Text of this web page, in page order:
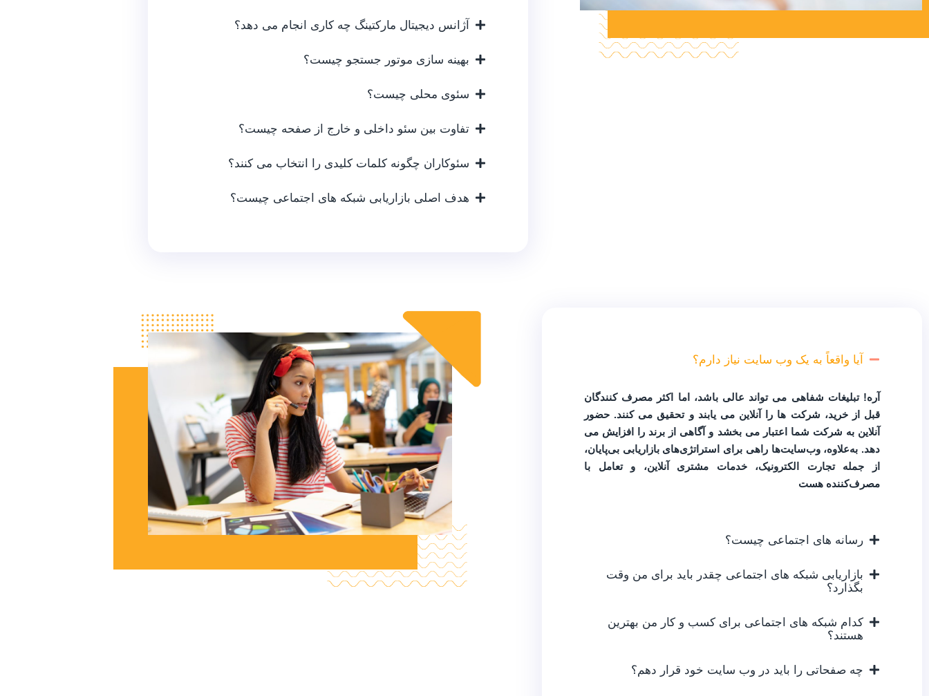
آژانس دیجیتال مارکتینگ چه کاری انجام می دهد؟
بهینه سازی موتور جستجو چیست؟
سئوی محلی چیست؟
تفاوت بین سئو داخلی و خارج از صفحه چیست؟
سئوکاران چگونه کلمات کلیدی را انتخاب می کنند؟
هدف اصلی بازاریابی شبکه های اجتماعی چیست؟
آیا واقعاً به یک وب سایت نیاز دارم؟
آره! تبلیغات شفاهی می تواند عالی باشد، اما اکثر مصرف کنندگان
قبل از خرید، شرکت ها را آنلاین می یابند و تحقیق می کنند. حضور
آنلاین به شرکت شما اعتبار می بخشد و آگاهی از برند را افزایش می
دهد. به‌علاوه، وب‌سایت‌ها راهی برای استراتژی‌های بازاریابی بی‌پایان،
از جمله تجارت الکترونیک، خدمات مشتری آنلاین، و تعامل با
مصرف‌کننده هست
رسانه های اجتماعی چیست؟
بازاریابی شبکه های اجتماعی چقدر باید برای من وقت
بگذارد؟
کدام شبکه های اجتماعی برای کسب و کار من بهترین
هستند؟
چه صفحاتی را باید در وب سایت خود قرار دهم؟